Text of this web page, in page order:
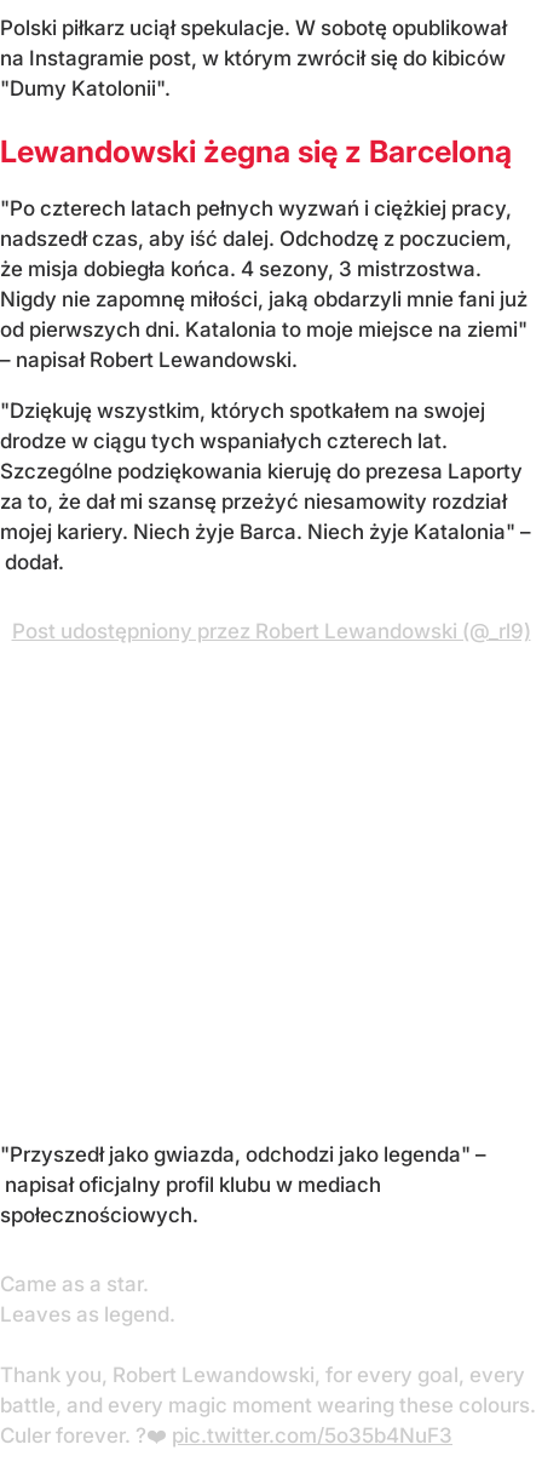
Polski piłkarz uciął spekulacje. W sobotę opublikował
na Instagramie post, w którym zwrócił się do kibiców
"Dumy Katolonii".
Lewandowski żegna się z Barceloną
"Po czterech latach pełnych wyzwań i ciężkiej pracy,
nadszedł czas, aby iść dalej. Odchodzę z poczuciem,
że misja dobiegła końca. 4 sezony, 3 mistrzostwa.
Nigdy nie zapomnę miłości, jaką obdarzyli mnie fani już
od pierwszych dni. Katalonia to moje miejsce na ziemi"
– napisał Robert Lewandowski.
"Dziękuję wszystkim, których spotkałem na swojej
drodze w ciągu tych wspaniałych czterech lat.
Szczególne podziękowania kieruję do prezesa Laporty
za to, że dał mi szansę przeżyć niesamowity rozdział
mojej kariery. Niech żyje Barca. Niech żyje Katalonia" –
dodał.
Post udostępniony przez Robert Lewandowski (@_rl9)
"Przyszedł jako gwiazda, odchodzi jako legenda" –
napisał oficjalny profil klubu w mediach
społecznościowych.
Came as a star.
Leaves as legend.
Thank you, Robert Lewandowski, for every goal, every
battle, and every magic moment wearing these colours.
Culer forever. ?❤️ pic.twitter.com/5o35b4NuF3